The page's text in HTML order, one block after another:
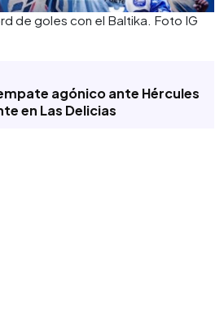
de goles con el Baltika. Foto IG
agónico ante Hércules
en Las Delicias